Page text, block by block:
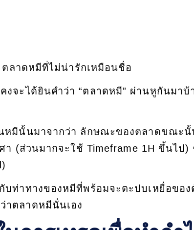
ตลาดหมีที่ไม่น่ารักเหมือนชื่อ
งจะได้ยินคำว่า “ตลาดหมี” ผ่านหูกันมาบ้
นหมีนั้นมาจากว่า ลักษณะของตลาดขณะ
า (ส่วนมากจะใช้ Timeframe 1H ขึ้นไป
บท่าทางของหมีที่พร้อมจะตะปบเหยื่อของ
าตลาดหมีนั่นเอง